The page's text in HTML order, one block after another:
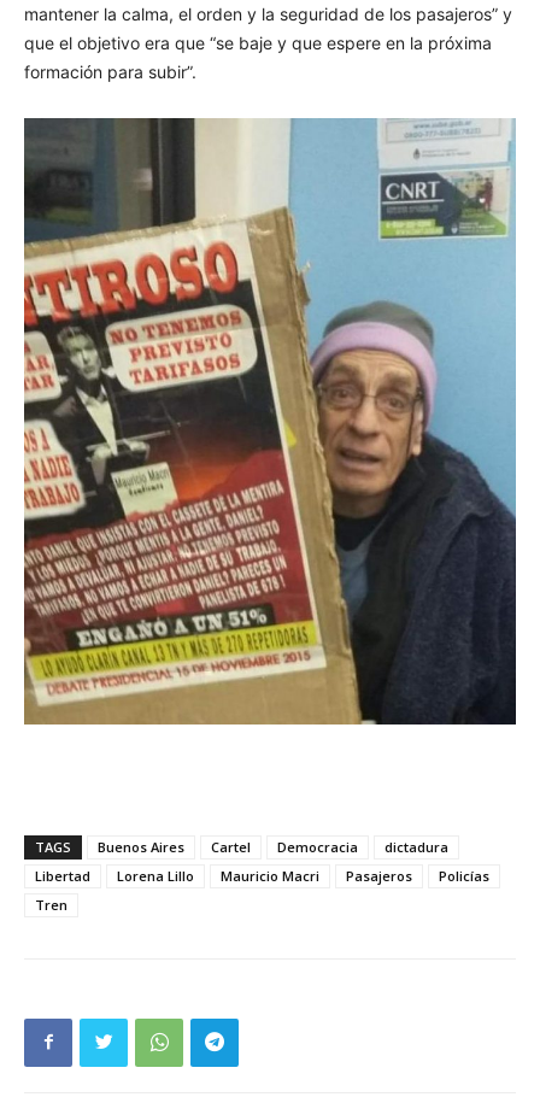
mantener la calma, el orden y la seguridad de los pasajeros” y
que el objetivo era que “se baje y que espere en la próxima
formación para subir”.
TAGS Buenos Aires Cartel Democracia
dictadura
Libertad
Lorena Lillo Mauricio Macri Pasajeros
Policías
Tren